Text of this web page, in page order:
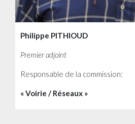
Philippe PITHIOUD
Premier adjoint
Responsable de la commission:
« Voirie / Réseaux »